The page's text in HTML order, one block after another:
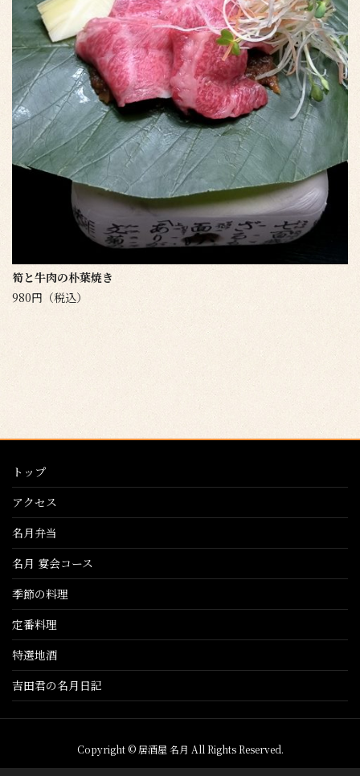
筍と牛肉の朴葉焼き
980円（税込）
トップ
アクセス
名月弁当
名月 宴会コース
季節の料理
定番料理
特選地酒
吉田君の名月日記
Copyright © 居酒屋 名月 All Rights Reserved.